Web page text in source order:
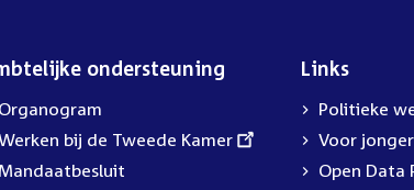
ondersteuning
Organogram
link:
bij de Tweede Kamer
Mandaatbesluit
Links
Politieke
Voor
External
Open Data